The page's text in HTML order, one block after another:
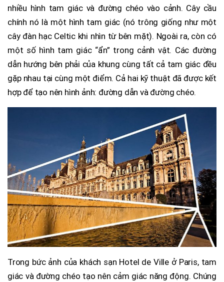
nhiều hình tam giác và đường chéo vào cảnh. Cây cầu
chính nó là một hình tam giác (nó trông giống như một
cây đàn hạc Celtic khi nhìn từ bên mặt). Ngoài ra, còn có
một số hình tam giác “ẩn” trong cảnh vật. Các đường
dẫn hướng bên phải của khung cùng tất cả tam giác đều
gặp nhau tại cùng một điểm. Cả hai kỹ thuật đã được kết
hợp để tạo nên hình ảnh: đường dẫn và đường chéo.
Trong bức ảnh của khách sạn Hotel de Ville ở Paris, tam
giác và đường chéo tạo nên cảm giác năng động. Chúng